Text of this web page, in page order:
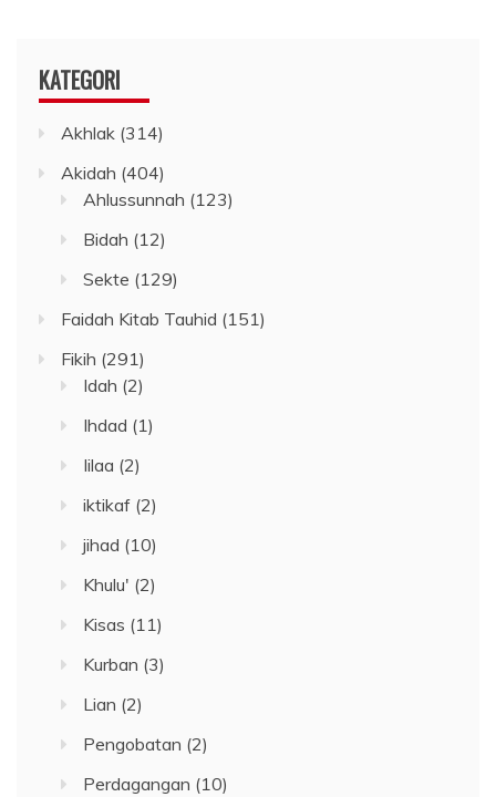
KATEGORI
Akhlak (314)
Akidah (404)
Ahlussunnah (123)
Bidah (12)
Sekte (129)
Faidah Kitab Tauhid (151)
Fikih (291)
Idah (2)
Ihdad (1)
Iilaa (2)
iktikaf (2)
jihad (10)
Khulu' (2)
Kisas (11)
Kurban (3)
Lian (2)
Pengobatan (2)
Perdagangan (10)